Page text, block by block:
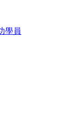
學員